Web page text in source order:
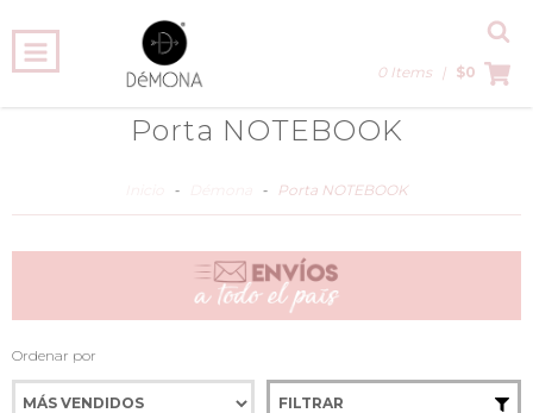
0 Items | $0
Porta NOTEBOOK
- - Porta NOTEBOOK
Ordenar por
FILTRAR